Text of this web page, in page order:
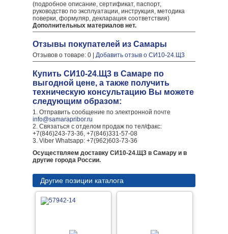
(подробное описание, сертификат, паспорт,
руководство по эксплуатации, инструкция, методика
поверки, формуляр, декларация соответствия)
Дополнительных материалов нет.
Отзывы покупателей из Самары
Отзывов о товаре: 0 | Добавить отзыв о СИ10-24.Щ3
Купить СИ10-24.Щ3 в Самаре по
выгодной цене, а также получить
техническую консультацию Вы можете
следующим образом:
1. Отправить сообщение по электронной почте
info@samarapribor.ru
2. Связаться с отделом продаж по тел/факс:
+7(846)243-73-36, +7(846)331-57-08
3. Viber Whatsapp: +7(962)603-73-36
Осуществляем доставку СИ10-24.Щ3 в Самару и в
другие города России.
Другие позиции каталога